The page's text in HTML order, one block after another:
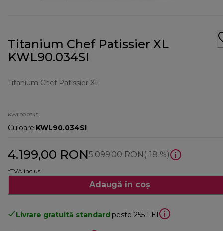
Titanium Chef Patissier XL
KWL90.034SI
Titanium Chef Patissier XL
KWL90.034SI
Culoare:KWL90.034SI
4.199,00 RON5.099,00 RONpreț inițial 5.099,00
(-18 %)
*TVA inclus
Adaugă în coș
Livrare gratuită standard peste 255 LEI